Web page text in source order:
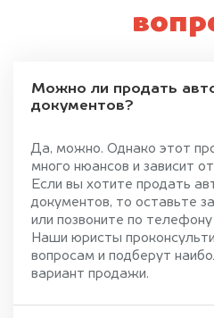
Можно ли продать
документов?
Да, можно. Однако этот
много нюансов и зависит
Если вы хотите продать
документов, то оставьте
или позвоните по
Наши юристы
вопросам и подберут
вариант продажи.